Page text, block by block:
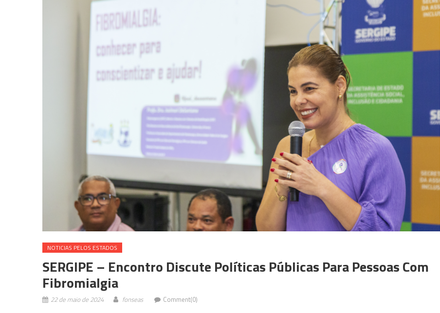
NOTICIAS PELOS ESTADOS
SERGIPE – Encontro Discute Políticas Públicas Para Pessoas Com
Fibromialgia
22 de maio de 2024 fonseas Comment(0)